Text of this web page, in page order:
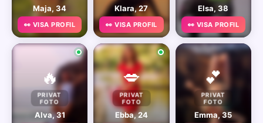
Maja, 34
👀 VISA PROFIL
Klara, 27
👀 VISA PROFIL
Elsa, 38
👀 VISA PROFIL
🔥
PRIVAT
FOTO
Alva, 31
💋
PRIVAT
FOTO
Ebba, 24
💕
PRIVAT
FOTO
Emma, 35